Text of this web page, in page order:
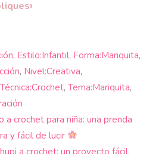
›
, Estilo:Infantil, Forma:Mariquita,
, Nivel:Creativa,
Técnica:Crochet, Tema:Mariquita,
a crochet para niña: una prenda
y fácil de lucir
a crochet: un proyecto fácil,